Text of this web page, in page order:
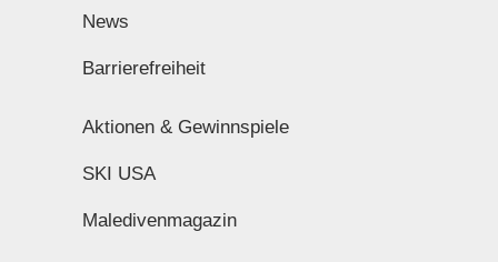
News
Barrierefreiheit
Aktionen & Gewinnspiele
SKI USA
Maledivenmagazin